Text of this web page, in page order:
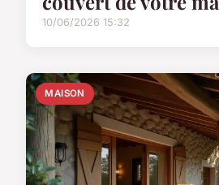
10/06/2026 15:32
MAISON